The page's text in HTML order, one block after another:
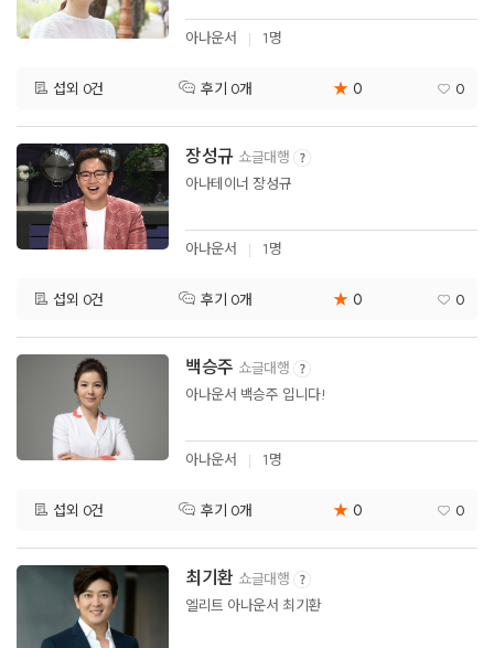
아나운서 1명
섭외 0건 후기 0개 ★ 0 0
장성규 쇼글대행
아나테이너 장성규
아나운서 1명
섭외 0건 후기 0개 ★ 0 0
백승주 쇼글대행
아나운서 백승주 입니다!
아나운서 1명
섭외 0건 후기 0개 ★ 0 0
최기환 쇼글대행
엘리트 아나운서 최기환